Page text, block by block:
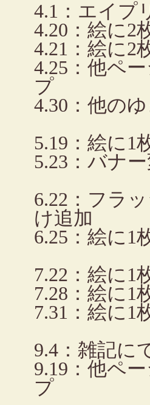
4.1：エイプ
4.20：絵に2
4.21：絵に2
4.25：他ペ
プ
4.30：他の
5.19：絵に1
5.23：バナ
6.22：フラ
け追加
6.25：絵に1
7.22：絵に1
7.28：絵に1
7.31：絵に1
9.4：雑記に
9.19：他ペ
プ